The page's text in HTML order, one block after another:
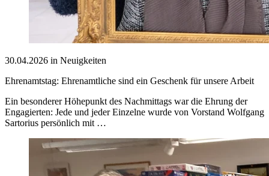
30.04.2026 in Neuigkeiten
Ehrenamtstag: Ehrenamtliche sind ein Geschenk für unsere Arbeit
Ein besonderer Höhepunkt des Nachmittags war die Ehrung der
Engagierten: Jede und jeder Einzelne wurde von Vorstand Wolfgang
Sartorius persönlich mit …